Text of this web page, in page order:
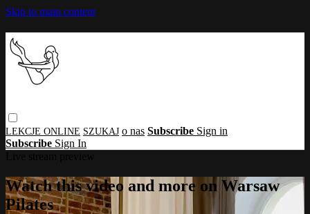
Skip to main content
o nas Subscribe Sign in
Subscribe Sign In
Watch this video and more on Warsaw
Pilates